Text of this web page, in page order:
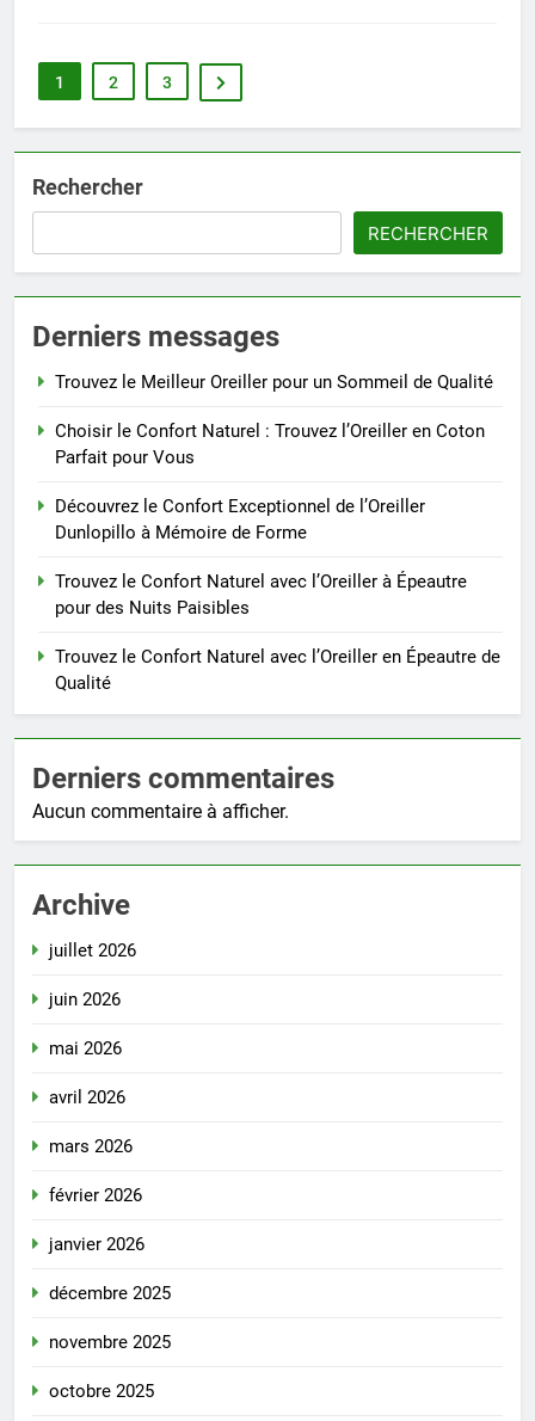
1 2 3
Rechercher
RECHERCHER
Derniers messages
Trouvez le Meilleur Oreiller pour un Sommeil de Qualité
Choisir le Confort Naturel : Trouvez l’Oreiller en Coton
Parfait pour Vous
Découvrez le Confort Exceptionnel de l’Oreiller
Dunlopillo à Mémoire de Forme
Trouvez le Confort Naturel avec l’Oreiller à Épeautre
pour des Nuits Paisibles
Trouvez le Confort Naturel avec l’Oreiller en Épeautre de
Qualité
Derniers commentaires
Aucun commentaire à afficher.
Archive
juillet 2026
juin 2026
mai 2026
avril 2026
mars 2026
février 2026
janvier 2026
décembre 2025
novembre 2025
octobre 2025